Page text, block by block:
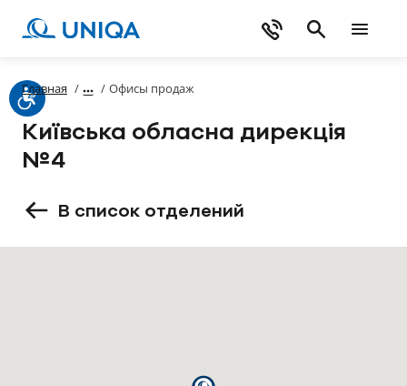
Главная / / Офисы продаж
Київська обласна дирекція
№4
В список отделений